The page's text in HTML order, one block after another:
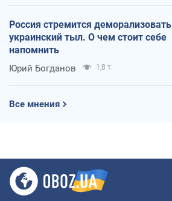
Россия стремится деморализовать
украинский тыл. О чем стоит себе
напомнить
Юрий Богданов 1,8 т.
Все мнения